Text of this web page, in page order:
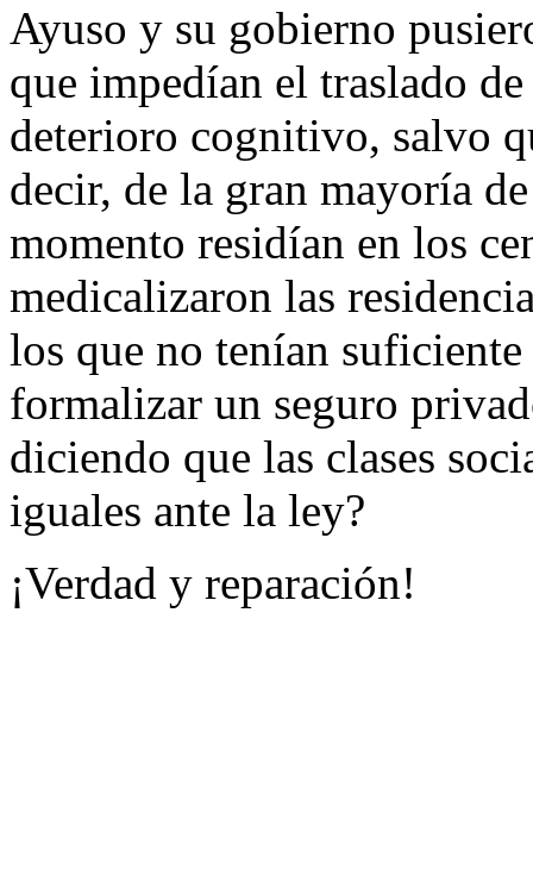
Ayuso y su gobierno
que impedían el traslado
deterioro cognitivo, salvo
decir, de la gran mayoría
momento residían en los
medicalizaron las
los que no tenían
formalizar un seguro
diciendo que las clases
iguales ante la ley?
¡Verdad y reparación!